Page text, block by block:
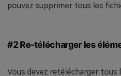
pouvez supprimer tous les
#2 Re-télécharger les
Vous devez retélécharger tous